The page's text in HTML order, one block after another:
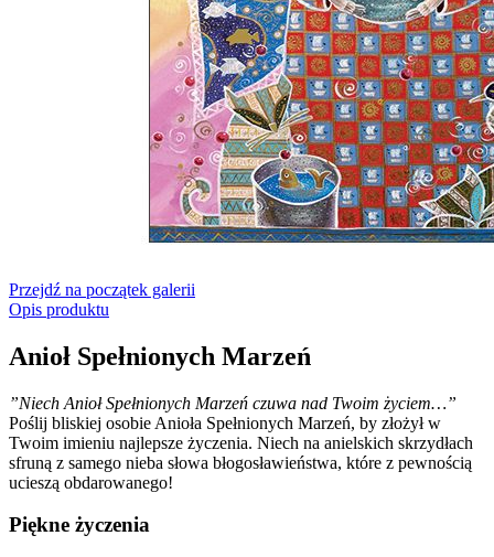
Przejdź na początek galerii
Opis produktu
Anioł Spełnionych Marzeń
”Niech Anioł Spełnionych Marzeń czuwa nad Twoim życiem…”
Poślij bliskiej osobie Anioła Spełnionych Marzeń, by złożył w
Twoim imieniu najlepsze życzenia. Niech na anielskich skrzydłach
sfruną z samego nieba słowa błogosławieństwa, które z pewnością
ucieszą obdarowanego!
Piękne życzenia